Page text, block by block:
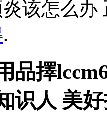
该怎么
.
品擇
识人 美